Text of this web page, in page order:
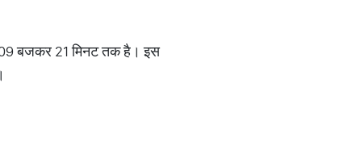
बजकर 21 मिनट तक है। इस